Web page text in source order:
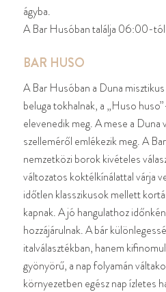
ágyba.
A Bar Husóban találja 06:00-
BAR HUSO
A Bar Husóban a Duna
beluga tokhalnak, a „Huso
elevenedik meg. A mese a Duna
szelleméről emlékezik meg. A
nemzetközi borok kivételes
változatos koktélkínálattal várja
időtlen klasszikusok mellett
kapnak. A jó hangulathoz
hozzájárulnak. A bár
italválasztékban, hanem
gyönyörű, a nap folyamán
környezetben egész nap ízletes